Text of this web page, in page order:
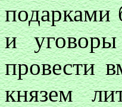
подарками
и
провести
князем